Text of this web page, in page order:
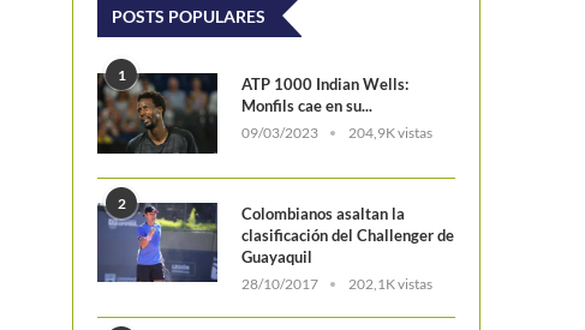
POSTS POPULARES
1
ATP 1000 Indian Wells:
Monfils cae en su...
09/03/2023 204,9K vistas
2
Colombianos asaltan la
clasificación del Challenger de
Guayaquil
28/10/2017 202,1K vistas